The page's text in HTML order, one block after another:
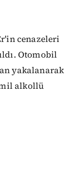
cenazeleri
Otomobil
yakalanarak
alkollü